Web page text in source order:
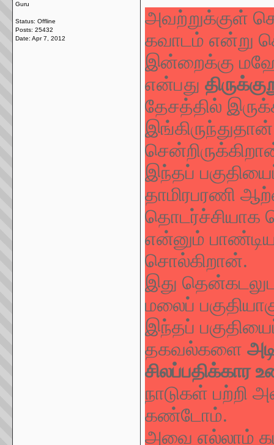
Guru
Status: Offline
Posts: 25432
Date: Apr 7, 2012
அவற்றுக்குள்
கவாடம் என்று
இன்றைக்கு
என்பது
தேசத்தில்
இந்தப்
தாமிரபரணி
தொடர்ச்சியாக
என்னும்
சொல்கிறான்.
இது
மலைப்
இந்தப்
தகவல்களை
சிலப்பதிக்கார
நாடுகள் பற்றி
கண்டோம்.
அவை எல்லாம்